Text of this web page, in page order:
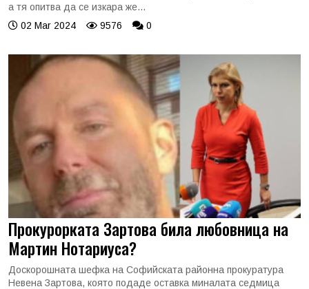
а тя опитва да се изкара же...
02 Mar 2024
9576 0
Прокурорката Зартова била любовница на
Мартин Нотариуса?
Доскорошната шефка на Софийската районна прокуратура
Невена Зартова, която подаде оставка миналата седмица